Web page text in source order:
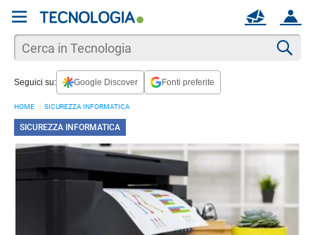
ACCOUNT
MAIL
Seguici su: Google Discover Fonti preferite
HOME SICUREZZA INFORMATICA
SICUREZZA INFORMATICA